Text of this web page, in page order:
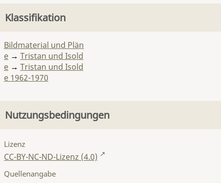
Klassifikation
Bildmaterial und Plän
e → Tristan und Isold
e → Tristan und Isold
e 1962-1970
Nutzungsbedingungen
Lizenz
CC-BY-NC-ND-Lizenz (4.0)
Quellenangabe